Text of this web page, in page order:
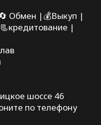
Обмен |💰Выкуп |
|
шоссе 46
по телефону